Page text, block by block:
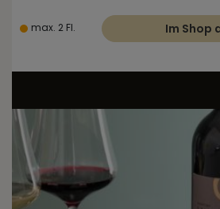
max. 2 Fl. Im Shop